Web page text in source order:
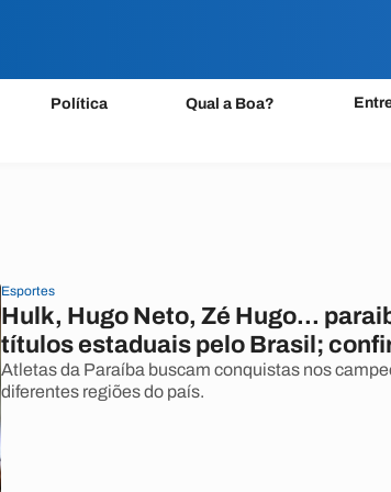
Política Qual a Boa?
Esportes
Hulk, Hugo Neto, Zé Hugo...
títulos estaduais pelo Brasil;
Atletas da Paraíba buscam conquistas nos
diferentes regiões do país.